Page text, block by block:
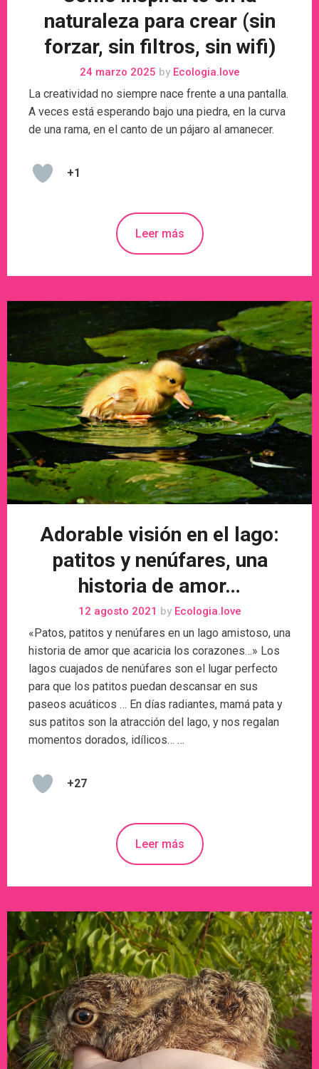
naturaleza para crear (sin
forzar, sin filtros, sin wifi)
24 marzo 2025 byEcologia.love
La creatividad no siempre nace frente a una pantalla.
A veces está esperando bajo una piedra, en la curva
de una rama, en el canto de un pájaro al amanecer.
+1
Leer más
Adorable visión en el lago:
patitos y nenúfares, una
historia de amor…
12 agosto 2021 byEcologia.love
«Patos, patitos y nenúfares en un lago amistoso, una
historia de amor que acaricia los corazones…» Los
lagos cuajados de nenúfares son el lugar perfecto
para que los patitos puedan descansar en sus
paseos acuáticos … En días radiantes, mamá pata y
sus patitos son la atracción del lago, y nos regalan
momentos dorados, idílicos… …
+27
Leer más